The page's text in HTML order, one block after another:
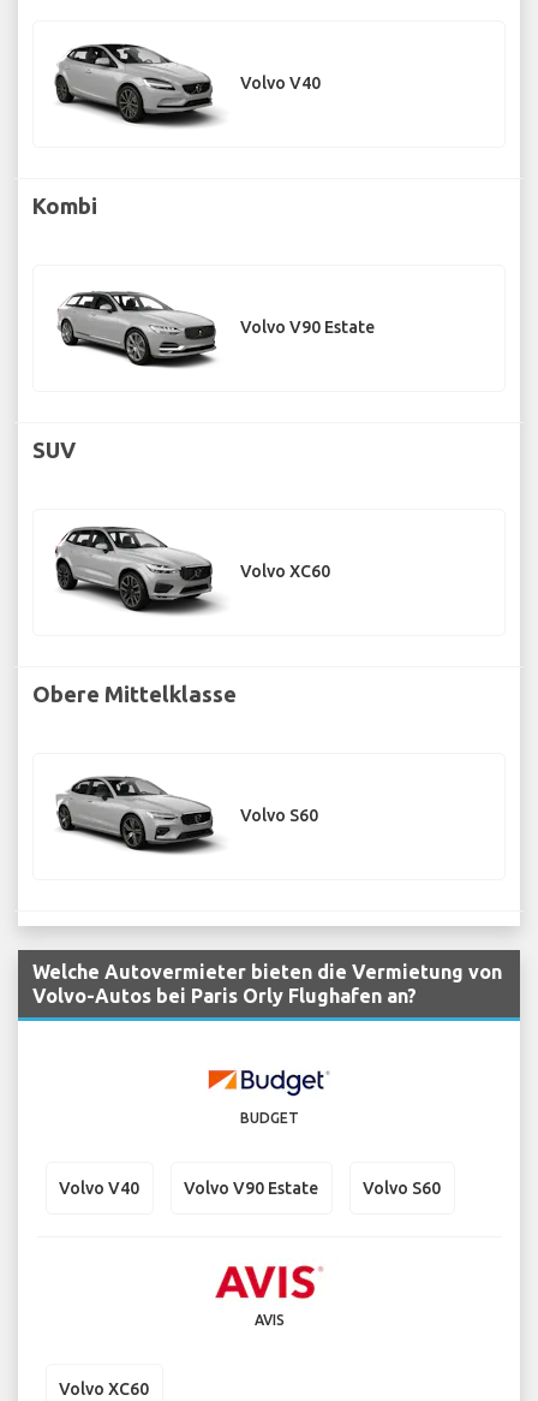
Volvo V40
Kombi
Volvo V90 Estate
SUV
Volvo XC60
Obere Mittelklasse
Volvo S60
Welche Autovermieter bieten die Vermietung von
Volvo-Autos bei Paris Orly Flughafen an?
BUDGET
Volvo V40 Volvo V90 Estate Volvo S60
AVIS
Volvo XC60